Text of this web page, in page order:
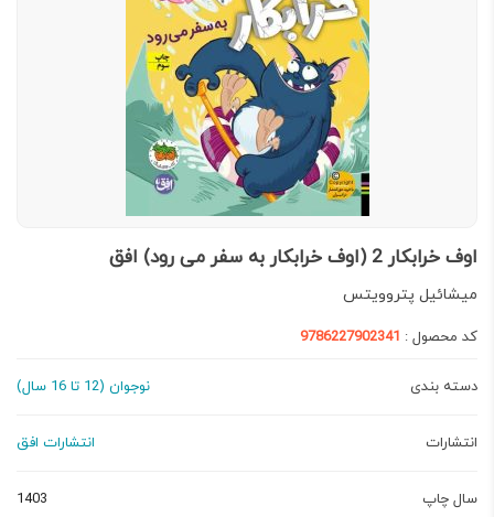
اوف خرابکار 2 (اوف خرابکار به سفر می رود) افق
میشائیل پتروویتس
کد محصول : 9786227902341
دسته بندی نوجوان (12 تا 16 سال)
انتشارات انتشارات افق
سال چاپ 1403